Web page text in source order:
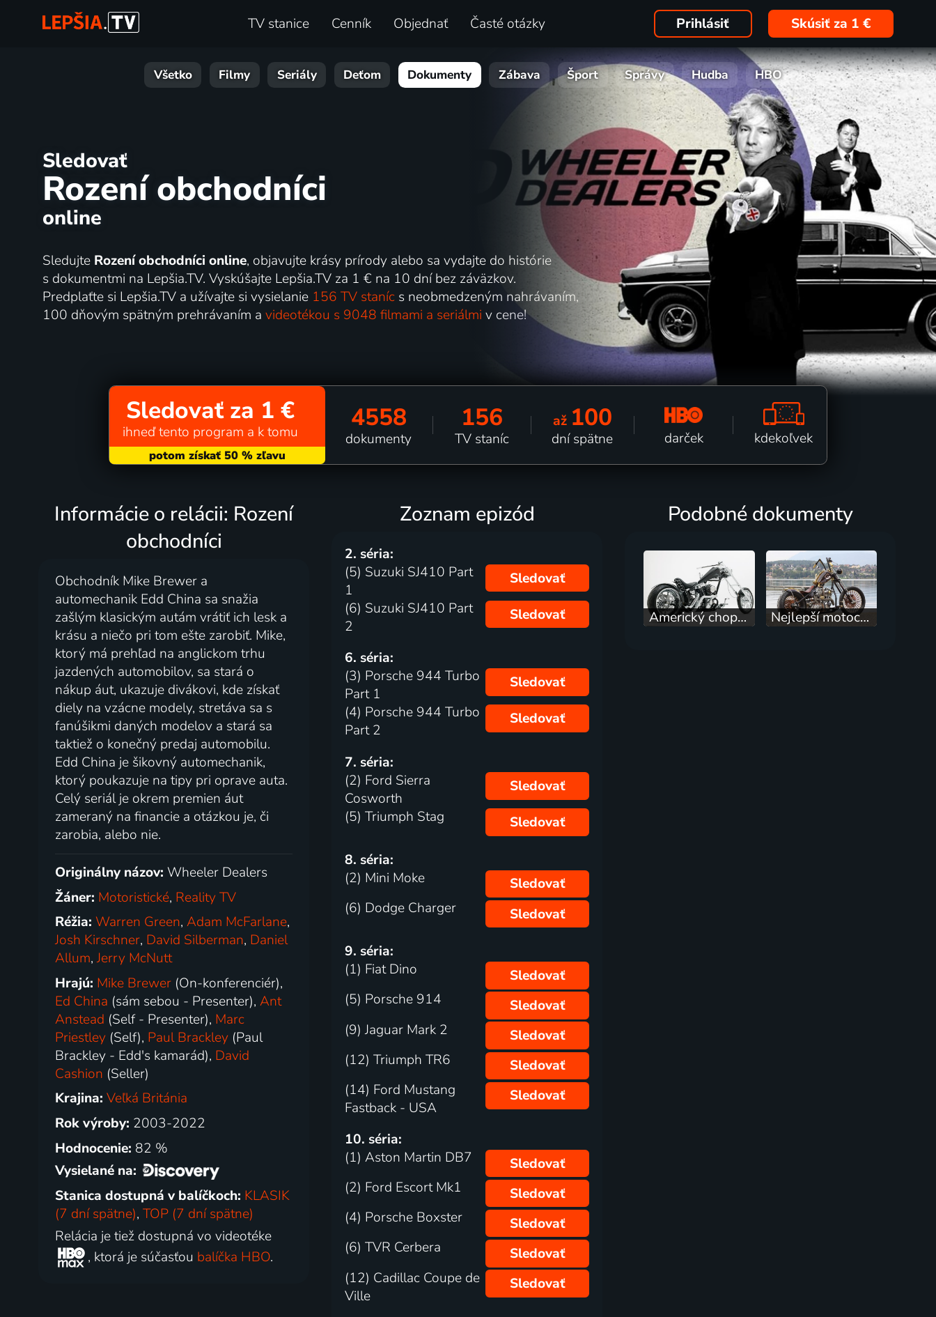
TV stanice Cenník Objednať Časté otázky Prihlásiť Skúsiť za 1 €
Všetko Filmy Seriály Deťom Dokumenty Zábava Šport Správy Hudba HBO
Sledovať
Rození obchodníci
online
Sledujte Rození obchodníci online, objavujte krásy prírody alebo sa vydajte do histórie
s dokumentmi na Lepšia.TV. Vyskúšajte Lepšia.TV za 1 € na 10 dní bez záväzkov.
Predplaťte si Lepšia.TV a užívajte si vysielanie 156 TV stanícs neobmedzeným nahrávaním,
100 dňovým spätným prehrávaním a videotékou s 9048 filmami a seriálmi v cene!
Sledovať za 1 €
ihneď tento program a k tomu 4558
dokumenty
156
TV staníc
až 100
dní spätne darček kdekoľvek
Informácie o relácii: Rození
obchodníci
Obchodník Mike Brewer a
automechanik Edd China sa snažia
zašlým klasickým autám vrátiť ich lesk a
krásu a niečo pri tom ešte zarobiť. Mike,
ktorý má prehľad na anglickom trhu
jazdených automobilov, sa stará o
nákup áut, ukazuje divákovi, kde získať
diely na vzácne modely, stretáva sa s
fanúšikmi daných modelov a stará sa
taktiež o konečný predaj automobilu.
Edd China je šikovný automechanik,
ktorý poukazuje na tipy pri oprave auta.
Celý seriál je okrem premien áut
zameraný na financie a otázkou je, či
zarobia, alebo nie.
Originálny názov:Wheeler Dealers
Žáner: Motoristické, Reality TV
Réžia:Warren Green,Adam McFarlane,
Josh Kirschner, David Silberman, Daniel
Allum,Jerry McNutt
Hrajú: Mike Brewer (On-konferenciér),
Ed China (sám sebou - Presenter),Ant
Anstead (Self - Presenter), Marc
Priestley (Self), Paul Brackley (Paul
Brackley - Edd's kamarád), David
Cashion (Seller)
Krajina:Veľká Británia
Rok výroby: 2003-2022
Hodnocenie: 82 %
Vysielané na:
Stanica dostupná v balíčkoch: KLASIK
(7 dní spätne),TOP (7 dní spätne)
Relácia je tiež dostupná vo videotéke
, ktorá je súčasťou balíčka HBO.
Zoznam epizód
2. séria:
(5) Suzuki SJ410 Part
1
Sledovať
(6) Suzuki SJ410 Part
2
Sledovať
6. séria:
(3) Porsche 944 Turbo
Part 1
Sledovať
(4) Porsche 944 Turbo
Part 2
Sledovať
7. séria:
(2) Ford Sierra
Cosworth
Sledovať
(5) Triumph Stag
Sledovať
8. séria:
(2) Mini Moke
Sledovať
(6) Dodge Charger
Sledovať
9. séria:
(1) Fiat Dino
Sledovať
(5) Porsche 914
Sledovať
(9) Jaguar Mark 2
Sledovať
(12) Triumph TR6
Sledovať
(14) Ford Mustang
Fastback - USA
Sledovať
10. séria:
(1) Aston Martin DB7
Sledovať
(2) Ford Escort Mk1
Sledovať
(4) Porsche Boxster
Sledovať
(6) TVR Cerbera
Sledovať
(12) Cadillac Coupe de
Ville
Sledovať
Podobné dokumenty
Americký chopper Nejlepší motocykly